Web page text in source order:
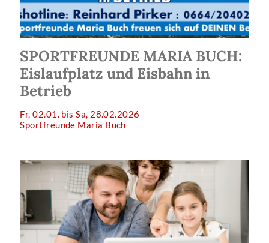
SPORTFREUNDE MARIA BUCH:
Eislaufplatz und Eisbahn in
Betrieb
Fr, 02.01. bis Sa, 28.02.2026
Sportfreunde Maria Buch